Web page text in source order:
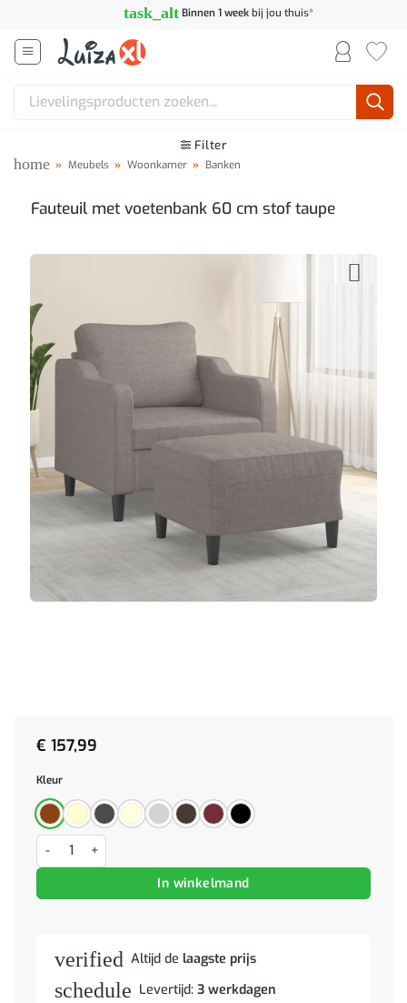
inhoud
task_alt Binnen 1 weekbij jou thuis*
Zoeken
Filter
home » Meubels » Woonkamer » Banken
Fauteuil met voetenbank 60 cm stof taupe
€ 157,99
Kleur
Fauteuil met voetenbank 60 cm stof taupe aantal
In winkelmand
verified Altijd de laagste prijs
schedule Levertijd: 3 werkdagen